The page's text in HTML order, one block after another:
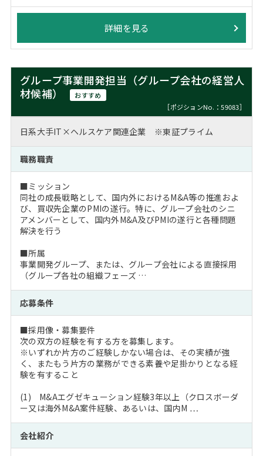
詳細を見る
グループ事業開発担当（グループ会社の経営人
材候補）
おすすめ
［ポジションNo.：59083］
日系大手IT×ヘルスケア関連企業 ※東証プライム
職務職責
■ミッション
同社の成長戦略として、国内外におけるM&A等の推進およ
び、買収先企業のPMIの遂行。特に、グループ会社のシニ
アメンバーとして、国内外M&A及びPMIの遂行と各種問題
解決を行う
■所属
事業開発グループ、または、グループ会社による直接採用
（グループ各社の組織フェーズ …
応募条件
■採用像・募集要件
次の双方の経験を有する方を募集します。
※いずれか片方のご経験しかない場合は、その実績が強
く、またもう片方の業務ができる素養や足掛かりとなる経
験を有すること
(1) M&Aエグゼキューション経験3年以上（クロスボーダ
ー又は海外M&A案件経験、あるいは、国内M …
会社紹介